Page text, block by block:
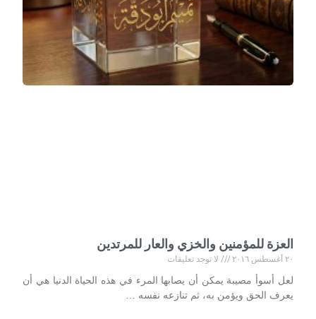
العزة للمؤمنين والخزي والعار للمرتدين
٢٠ أغسطس ٢٠١٦
لا توجد تعليقات
لعل أسوأ مصيبة يمكن أن يصابها المرء في هذه الحياة الدنيا هي أن
يعرف الحق ويؤمن به، ثم تنازعه نفسه …